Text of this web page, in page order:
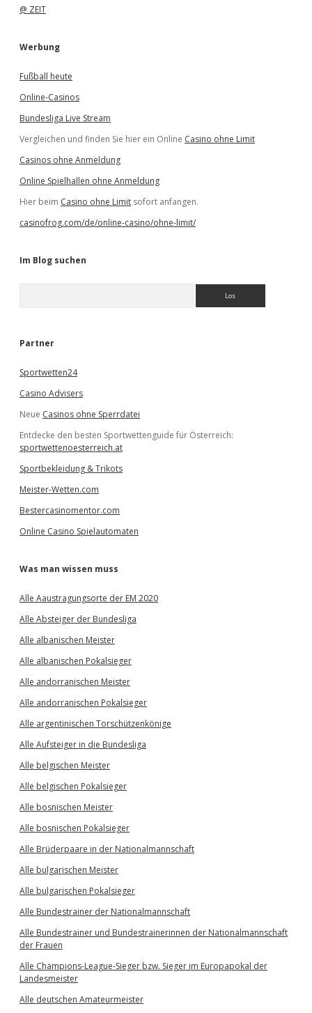
@ ZEIT
Werbung
Fußball heute
Online-Casinos
Bundesliga Live Stream
Vergleichen und finden Sie hier ein Online Casino ohne Limit
Casinos ohne Anmeldung
Online Spielhallen ohne Anmeldung
Hier beim Casino ohne Limit sofort anfangen.
casinofrog.com/de/online-casino/ohne-limit/
Im Blog suchen
e
Partner
Sportwetten24
Casino Advisers
Neue Casinos ohne Sperrdatei
Entdecke den besten Sportwettenguide für Österreich:
sportwettenoesterreich.at
Sportbekleidung & Trikots
Meister-Wetten.com
Bestercasinomentor.com
Online Casino Spielautomaten
Was man wissen muss
Alle Aaustragungsorte der EM 2020
Alle Absteiger der Bundesliga
Alle albanischen Meister
Alle albanischen Pokalsieger
Alle andorranischen Meister
Alle andorranischen Pokalsieger
Alle argentinischen Torschützenkönige
Alle Aufsteiger in die Bundesliga
Alle belgischen Meister
Alle belgischen Pokalsieger
Alle bosnischen Meister
Alle bosnischen Pokalsieger
Alle Brüderpaare in der Nationalmannschaft
Alle bulgarischen Meister
Alle bulgarischen Pokalsieger
Alle Bundestrainer der Nationalmannschaft
Alle Bundestrainer und Bundestrainerinnen der Nationalmannschaft
der Frauen
Alle Champions-League-Sieger bzw. Sieger im Europapokal der
Landesmeister
Alle deutschen Amateurmeister